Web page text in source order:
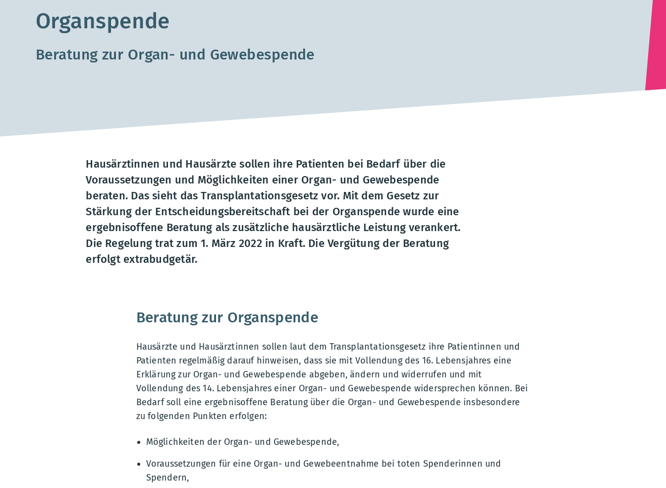
Organspende
Beratung zur Organ- und Gewebespende
Hausärztinnen und Hausärzte sollen ihre Patienten bei Bedarf über die
Voraussetzungen und Möglichkeiten einer Organ- und Gewebespende
beraten. Das sieht das Transplantationsgesetz vor. Mit dem Gesetz zur
Stärkung der Entscheidungsbereitschaft bei der Organspende wurde eine
ergebnisoffene Beratung als zusätzliche hausärztliche Leistung verankert.
Die Regelung trat zum 1. März 2022 in Kraft. Die Vergütung der Beratung
erfolgt extrabudgetär.
Beratung zur Organspende
Hausärzte und Hausärztinnen sollen laut dem Transplantationsgesetz ihre Patientinnen und
Patienten regelmäßig darauf hinweisen, dass sie mit Vollendung des 16. Lebensjahres eine
Erklärung zur Organ- und Gewebespende abgeben, ändern und widerrufen und mit
Vollendung des 14. Lebensjahres einer Organ- und Gewebespende widersprechen können. Bei
Bedarf soll eine ergebnisoffene Beratung über die Organ- und Gewebespende insbesondere
zu folgenden Punkten erfolgen:
Möglichkeiten der Organ- und Gewebespende,
Voraussetzungen für eine Organ- und Gewebeentnahme bei toten Spenderinnen und
Spendern,